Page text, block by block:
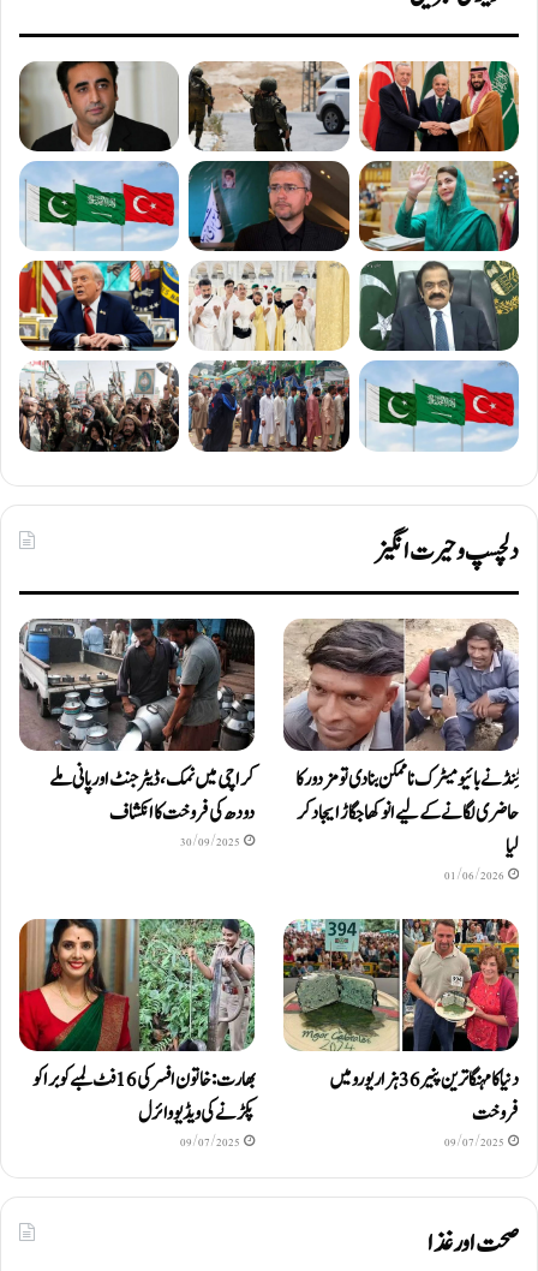
دلچسپ و حیرت انگیز
ٹِنڈ نے بائیومیٹرک ناممکن بنا دی تو مزدور کا
حاضری لگانے کے لیے انوکھا جگاڑ ایجاد کر
لیا
01/06/2026
کراچی میں نمک، ڈیٹرجنٹ اور پانی ملے
دودھ کی فروخت کا انکشاف
30/09/2025
دنیا کا مہنگا ترین پنیر 36 ہزار یورو میں
فروخت
09/07/2025
بھارت: خاتون افسر کی 16 فٹ لمبے کوبرا کو
پکڑنے کی ویڈیو وائرل
09/07/2025
صحت اور غذا